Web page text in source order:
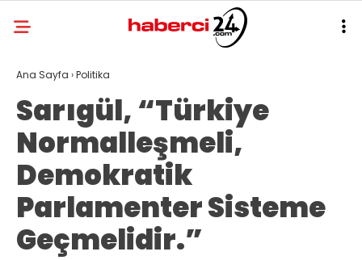
Ana Sayfa ›Politika
Sarıgül, “Türkiye
Normalleşmeli,
Demokratik
Parlamenter Sisteme
Geçmelidir.”